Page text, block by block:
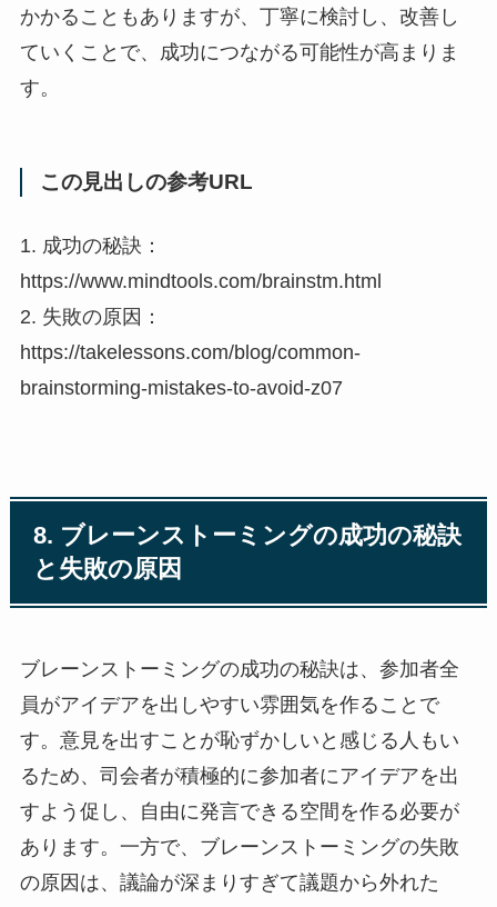
かかることもありますが、丁寧に検討し、改善し
ていくことで、成功につながる可能性が高まりま
す。
この見出しの参考URL
1. 成功の秘訣：
https://www.mindtools.com/brainstm.html
2. 失敗の原因：
https://takelessons.com/blog/common-
brainstorming-mistakes-to-avoid-z07
8. ブレーンストーミングの成功の秘訣
と失敗の原因
ブレーンストーミングの成功の秘訣は、参加者全
員がアイデアを出しやすい雰囲気を作ることで
す。意見を出すことが恥ずかしいと感じる人もい
るため、司会者が積極的に参加者にアイデアを出
すよう促し、自由に発言できる空間を作る必要が
あります。一方で、ブレーンストーミングの失敗
の原因は、議論が深まりすぎて議題から外れた